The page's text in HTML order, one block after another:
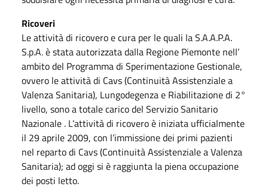
Ricoveri
Le attività di ricovero e cura per le quali la S.A.A.P.A.
S.p.A. è stata autorizzata dalla Regione Piemonte nell’
ambito del Programma di Sperimentazione Gestionale,
ovvero le attività di Cavs (Continuità Assistenziale a
Valenza Sanitaria), Lungodegenza e Riabilitazione di 2°
livello, sono a totale carico del Servizio Sanitario
Nazionale . L’attività di ricovero è iniziata ufficialmente
il 29 aprile 2009, con l’immissione dei primi pazienti
nel reparto di Cavs (Continuità Assistenziale a Valenza
Sanitaria); ad oggi si è raggiunta la piena occupazione
dei posti letto.